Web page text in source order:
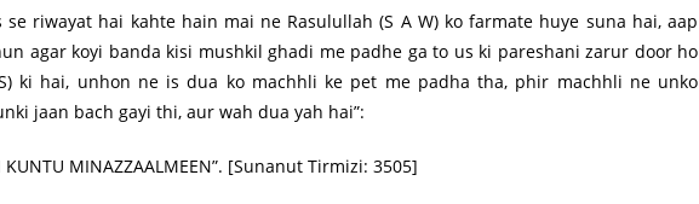
riwayat hai kahte hain mai ne Rasulullah (S A W) ko farmate huye suna hai, aap
agar koyi banda kisi mushkil ghadi me padhe ga to us ki pareshani zarur door ho
ki hai, unhon ne is dua ko machhli ke pet me padha tha, phir machhli ne unko
jaan bach gayi thi, aur wah dua yah hai”:
KUNTU MINAZZAALMEEN”. [Sunanut Tirmizi: 3505]